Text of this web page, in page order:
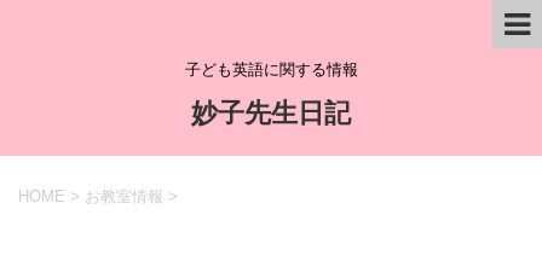
子ども英語に関する情報
妙子先生日記
HOME > お教室情報 >